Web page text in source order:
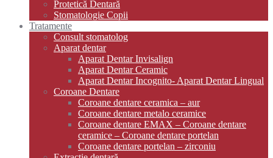
Protetică Dentară
Stomatologie Copii
Tratamente
Consult stomatolog
Aparat dentar
Aparat Dentar Invisalign
Aparat Dentar Ceramic
Aparat Dentar Incognito- Aparat Dentar Lingual
Coroane Dentare
Coroane dentare ceramica – aur
Coroane dentare metalo ceramice
Coroane dentare EMAX – Coroane dentare
ceramice – Coroane dentare portelan
Coroane dentare portelan – zirconiu